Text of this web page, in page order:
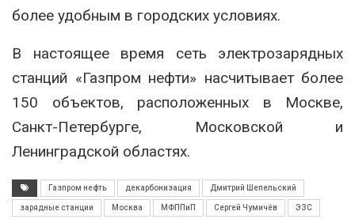
более удобным в городских условиях.
В настоящее время сеть электрозарядных
станций «Газпром нефти» насчитывает более
150 объектов, расположенных в Москве,
Санкт-Петербурге, Московской и
Ленинградской областях.
Газпром нефть декарбонизация Дмитрий Шепельский
зарядные станции Москва МФППиП Сергей Чумичёв ЭЗС